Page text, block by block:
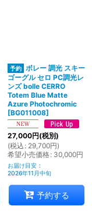
ボレー 調光 スキー
ゴーグル セロ PC調光レ
ンズ bolle CERRO
Totem Blue Matte
Azure Photochromic
[BG011008]
27,000円(税別)
(税込 : 29,700円)
希望小売価格: 30,000円
お届け目安 :
2026年11月中旬
予約する